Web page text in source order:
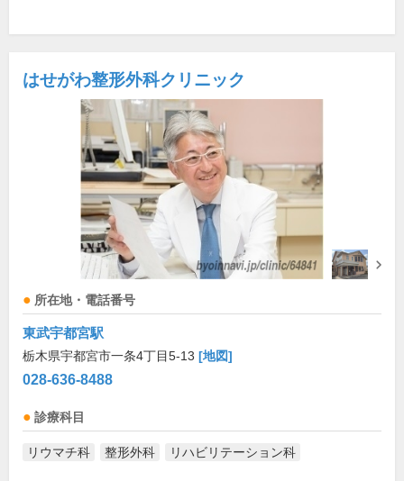
はせがわ整形外科クリニック
所在地・電話番号
東武宇都宮駅
栃木県宇都宮市一条4丁目5-13 [地図]
028-636-8488
診療科目
リウマチ科 整形外科 リハビリテーション科